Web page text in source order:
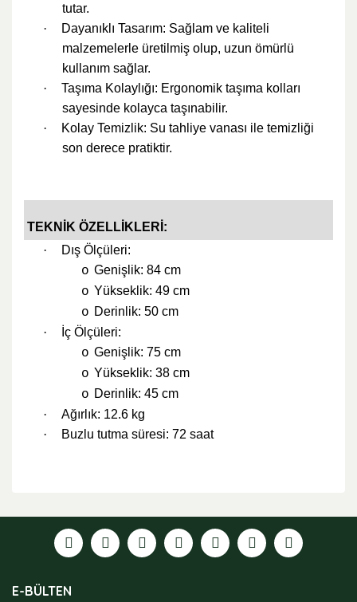
tutar.
·
Dayanıklı Tasarım: Sağlam ve kaliteli
malzemelerle üretilmiş olup, uzun ömürlü
kullanım sağlar.
·
Taşıma Kolaylığı: Ergonomik taşıma kolları
sayesinde kolayca taşınabilir.
·
Kolay Temizlik: Su tahliye vanası ile temizliği
son derece pratiktir.
TEKNİK ÖZELLİKLERİ:
·
Dış Ölçüleri:
o Genişlik: 84 cm
o Yükseklik: 49 cm
o Derinlik: 50 cm
·
İç Ölçüleri:
o Genişlik: 75 cm
o Yükseklik: 38 cm
o Derinlik: 45 cm
·
Ağırlık: 12.6 kg
·
Buzlu tutma süresi: 72 saat
formunu kullanarak tarafımıza iletebilirsiniz.
Görüş ve önerileriniz için teşekkür ederiz.
Ürün açıklamasında eksik bilgiler bulunuyor.
E-BÜLTEN